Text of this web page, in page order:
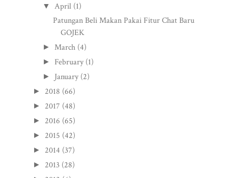
▼ April (1)
Patungan Beli Makan Pakai Fitur Chat Baru
GOJEK
► March (4)
► February (1)
► January (2)
► 2018 (66)
► 2017 (48)
► 2016 (65)
► 2015 (42)
► 2014 (37)
► 2013 (28)